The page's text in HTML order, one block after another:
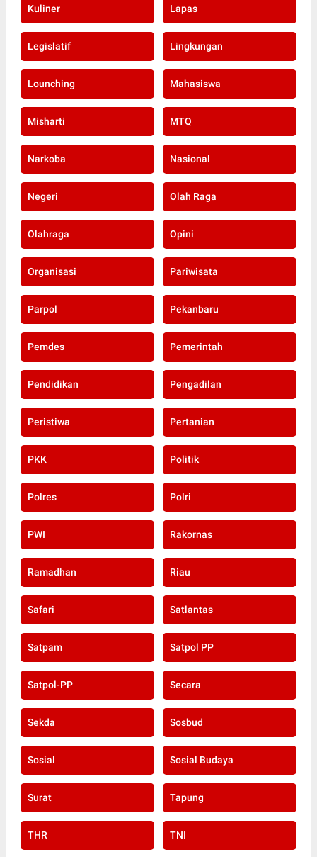
Kuliner Lapas
Legislatif Lingkungan
Lounching Mahasiswa
Misharti MTQ
Narkoba Nasional
Negeri Olah Raga
Olahraga Opini
Organisasi Pariwisata
Parpol Pekanbaru
Pemdes Pemerintah
Pendidikan Pengadilan
Peristiwa Pertanian
PKK Politik
Polres Polri
PWI Rakornas
Ramadhan Riau
Safari Satlantas
Satpam Satpol PP
Satpol-PP Secara
Sekda Sosbud
Sosial Sosial Budaya
Surat Tapung
THR TNI